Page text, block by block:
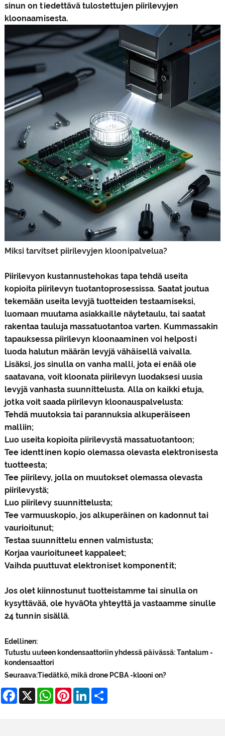
sinun on tiedettävä tulostettujen piirilevyjen
kloonaamisesta.
Miksi tarvitset piirilevyjen kloonipalvelua?
Piirilevyon kustannustehokas tapa tehdä useita
kopioita piirilevyn tuotantoprosessissa. Saatat joutua
tekemään useita levyjä tuotteiden testaamiseksi,
luomaan muutama asiakkaille näytetaulu, tai saatat
rakentaa tauluja massatuotantoa varten. Kummassakin
tapauksessa piirilevyn kloonaaminen voi helposti
luoda halutun määrän levyjä vähäisellä vaivalla.
Lisäksi, jos sinulla on vanha malli, jota ei enää ole
saatavana, voit kloonata piirilevyn luodaksesi uusia
levyjä vanhasta suunnittelusta. Alla on kaikki etuja,
jotka voit saada piirilevyn kloonauspalvelusta:
Tehdä muutoksia tai parannuksia alkuperäiseen
malliin;
Luo useita kopioita piirilevystä massatuotantoon;
Tee identtinen kopio olemassa olevasta elektronisesta
tuotteesta;
Tee piirilevy, jolla on muutokset olemassa olevasta
piirilevystä;
Luo piirilevy suunnittelusta;
Tee varmuuskopio, jos alkuperäinen on kadonnut tai
vaurioitunut;
Testaa suunnittelu ennen valmistusta;
Korjaa vaurioituneet kappaleet;
Vaihda puuttuvat elektroniset komponentit;
Jos olet kiinnostunut tuotteistamme tai sinulla on
kysyttävää, ole hyväOta yhteyttä ja vastaamme sinulle
24 tunnin sisällä.
Edellinen:
Tutustu uuteen kondensaattoriin yhdessä päivässä: Tantalum -
kondensaattori
Seuraava:Tiedätkö, mikä drone PCBA -klooni on?
Facebook
X WhatsApp
PinterestLinkedIn